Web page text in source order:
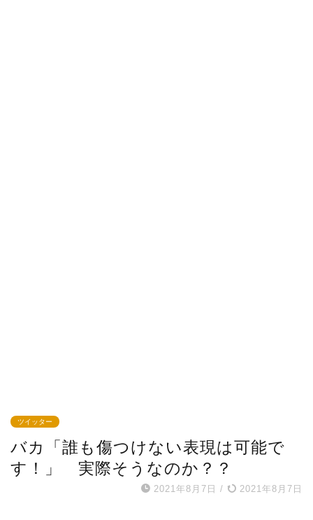
ツイッター
バカ「誰も傷つけない表現は可能で
す！」 実際そうなのか？？
2021年8月7日 / 2021年8月7日